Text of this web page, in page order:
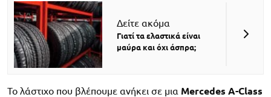
Δείτε ακόμα
Γιατί τα ελαστικά είναι
μαύρα και όχι άσπρα;
Το λάστιχο που βλέπουμε ανήκει σε μια Mercedes A-Class